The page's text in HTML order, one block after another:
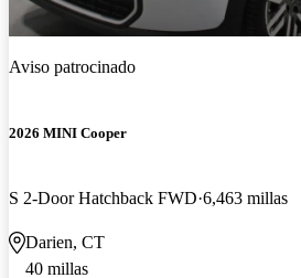
Aviso patrocinado
2026 MINI Cooper
S 2-Door Hatchback FWD 6,463 millas
Darien, CT
40 millas